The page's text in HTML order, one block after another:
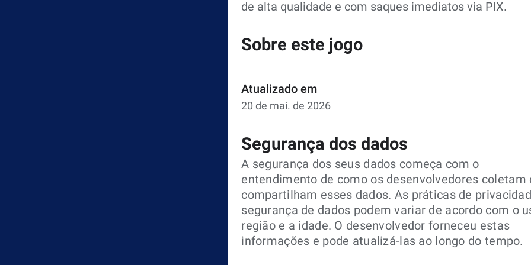
de alta qualidade e com saques imediatos via PIX.
Sobre este jogo
Atualizado em
20 de mai. de 2026
Segurança dos dados
A segurança dos seus dados começa com o
entendimento de como os desenvolvedores coletam
compartilham esses dados. As práticas de
segurança de dados podem variar de acordo com o
região e a idade. O desenvolvedor forneceu estas
informações e pode atualizá-las ao longo do tempo.